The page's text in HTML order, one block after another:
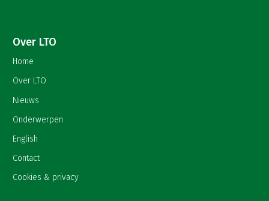
Over LTO
Home
Over LTO
Nieuws
Onderwerpen
English
Contact
Cookies & privacy